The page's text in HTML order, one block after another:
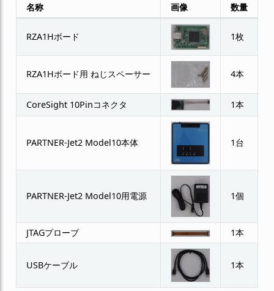
名称 画像 数量
RZA1Hボード 1枚
RZA1Hボード用 ねじスペーサー 4本
CoreSight 10Pinコネクタ 1本
PARTNER-Jet2 Model10本体 1台
PARTNER-Jet2 Model10用電源 1個
JTAGプローブ 1本
USBケーブル 1本